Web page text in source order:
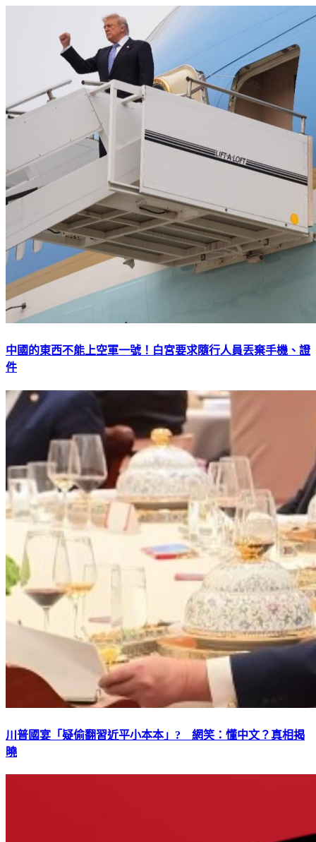
中國的東西不能上空軍一號！白宮要求隨行人員丟棄手機、證
件
川普國宴「疑偷翻習近平小本本」? 網笑：懂中文？真相揭
曉